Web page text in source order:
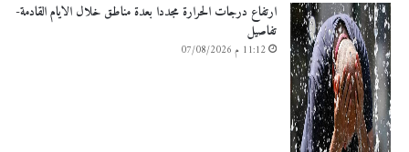
ارتفاع درجات الحرارة مجددا بعدة مناطق خلال الايام القادمة-
تفاصيل
11:12 م 07/08/2026